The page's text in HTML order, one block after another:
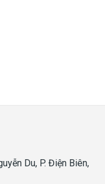
Du, P. Điện Biên,